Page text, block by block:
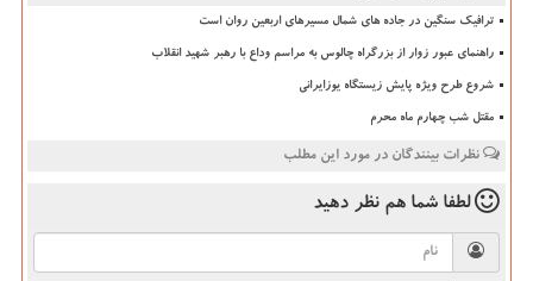
ترافیک سنگین در جاده های شمال مسیرهای اربعین روان است
راهنمای عبور زوار از بزرگراه چالوس به مراسم وداع با رهبر شهید انقلاب
شروع طرح ویژه پایش زیستگاه یوزایرانی
مقتل شب چهارم ماه محرم
نظرات بینندگان در مورد این مطلب
لطفا شما هم نظر دهید